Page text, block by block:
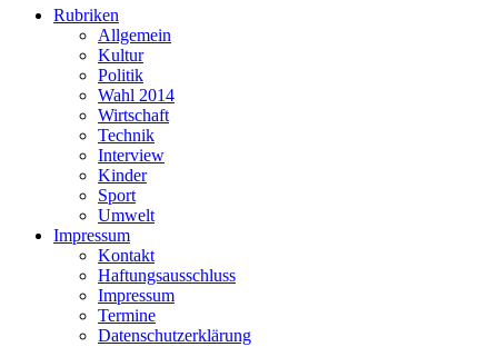
Rubriken
Allgemein
Kultur
Politik
Wahl 2014
Wirtschaft
Technik
Interview
Kinder
Sport
Umwelt
Impressum
Kontakt
Haftungsausschluss
Impressum
Termine
Datenschutzerklärung